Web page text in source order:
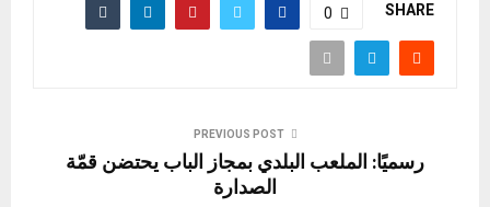
SHARE
0
PREVIOUS POST
رسميًا: الملعب البلدي بمجاز الباب يحتضن قمّة
الصدارة